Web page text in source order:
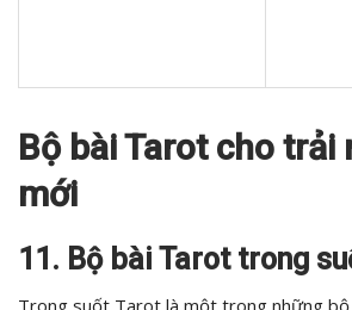
Bộ bài Tarot cho trải
mới
11. Bộ bài Tarot trong